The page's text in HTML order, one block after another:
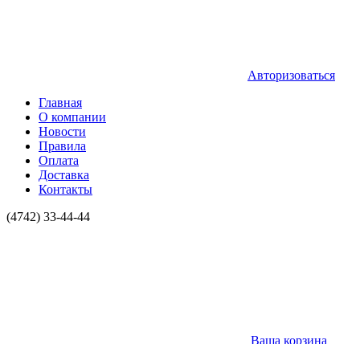
Авторизоваться
Главная
О компании
Новости
Правила
Оплата
Доставка
Контакты
(4742) 33-44-44
Ваша корзина